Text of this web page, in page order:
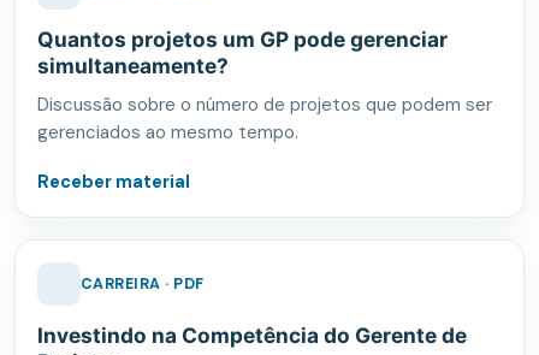
Quantos projetos um GP pode gerenciar
simultaneamente?
Discussão sobre o número de projetos que podem ser
gerenciados ao mesmo tempo.
Receber material
CARREIRA · PDF
Investindo na Competência do Gerente de